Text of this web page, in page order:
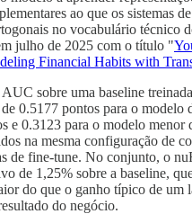
ao que os sistemas
no vocabulário técnico
julho de 2025 com o título "
Financial Habits with
sobre uma baseline
0.5177 pontos para o modelo
e 0.3123 para o modelo menor
na mesma configuração de
de fine-tune. No conjunto, o
de 1,25% sobre a baseline,
do que o ganho típico de um
do negócio.